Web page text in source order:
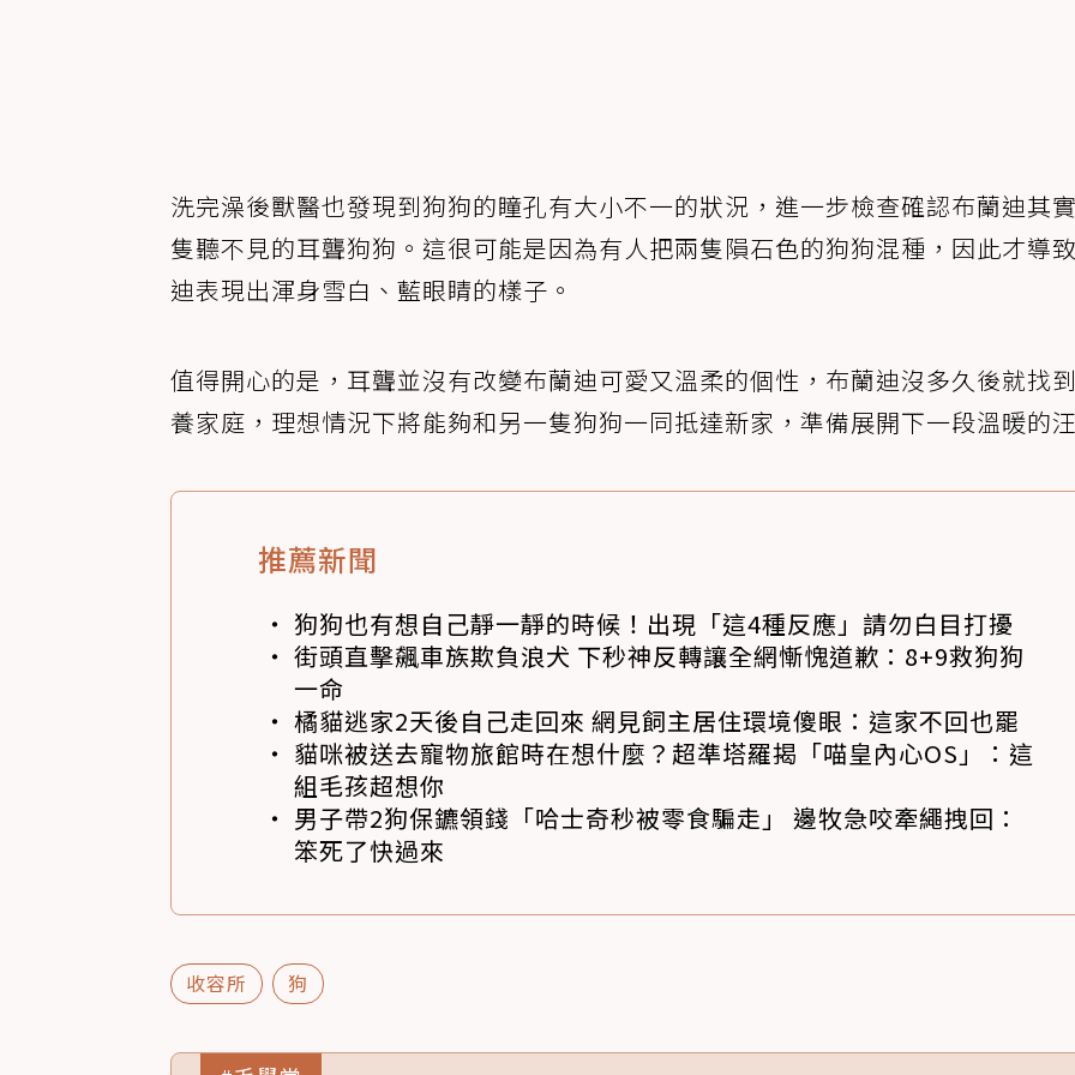
洗完澡後獸醫也發現到狗狗的瞳孔有大小不一的狀況，進一步檢查確認布蘭迪其
隻聽不見的耳聾狗狗。這很可能是因為有人把兩隻隕石色的狗狗混種，因此才導
迪表現出渾身雪白、藍眼睛的樣子。
值得開心的是，耳聾並沒有改變布蘭迪可愛又溫柔的個性，布蘭迪沒多久後就找
養家庭，理想情況下將能夠和另一隻狗狗一同抵達新家，準備展開下一段溫暖的
推薦新聞
狗狗也有想自己靜一靜的時候！出現「這4種反應」請勿白目打擾
街頭直擊飆車族欺負浪犬 下秒神反轉讓全網慚愧道歉：8+9救狗狗
一命
橘貓逃家2天後自己走回來 網見飼主居住環境傻眼：這家不回也罷
貓咪被送去寵物旅館時在想什麼？超準塔羅揭「喵皇內心OS」：這
組毛孩超想你
男子帶2狗保鑣領錢「哈士奇秒被零食騙走」 邊牧急咬牽繩拽回：
笨死了快過來
收容所 狗